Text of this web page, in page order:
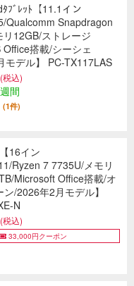
ﾌﾞﾚｯﾄ【11.1イン
Qualcomm Snapdragon
12GB/ストレージ
搭載/シーシェ
モデル】 PC-TX117LAS
(税込)
間
(1件)
16イン
Ryzen 7 7735U/メモリ
Microsoft Office搭載/オ
ン/2026年2月モデル】
N
(税込)
33,000円クーポン